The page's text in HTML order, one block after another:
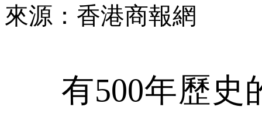
來源：香港商報網
有500年歷史